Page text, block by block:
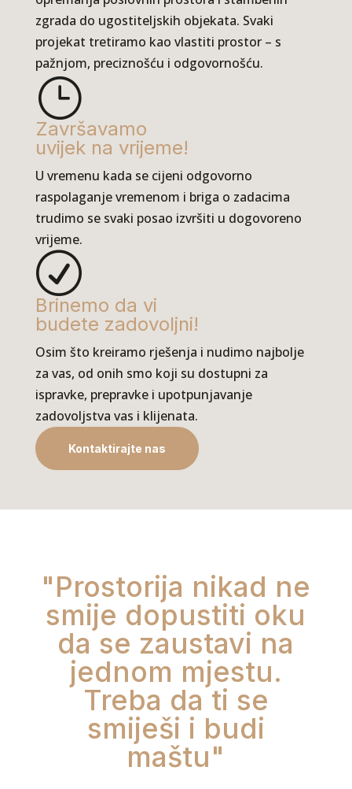
zgrada do ugostiteljskih objekata. Svaki
projekat tretiramo kao vlastiti prostor – s
pažnjom, preciznošću i odgovornošću.
}
Završavamo
uvijek na vrijeme!
U vremenu kada se cijeni odgovorno
raspolaganje vremenom i briga o zadacima
trudimo se svaki posao izvršiti u dogovoreno
vrijeme.
R
Brinemo da vi
budete zadovoljni!
Osim što kreiramo rješenja i nudimo najbolje
za vas, od onih smo koji su dostupni za
ispravke, prepravke i upotpunjavanje
zadovoljstva vas i klijenata.
Kontaktirajte nas
"Prostorija nikad ne
smije dopustiti oku
da se zaustavi na
jednom mjestu.
Treba da ti se
smiješi i budi
maštu"